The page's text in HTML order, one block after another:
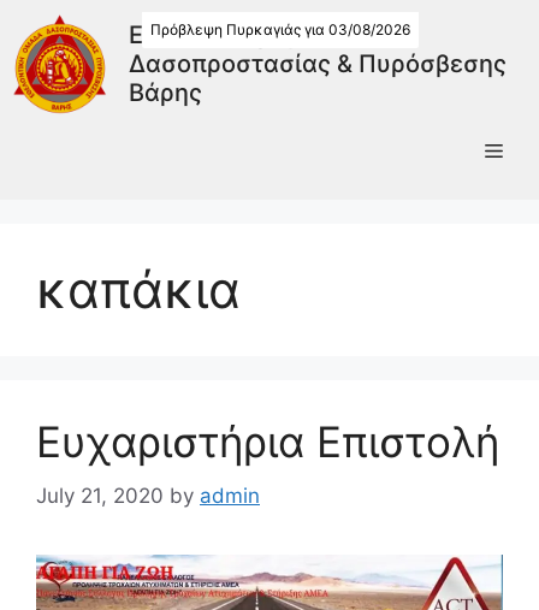
Εθελοντική Ομάδα
Δασοπροστασίας & Πυρόσβεσης
Βάρης
Πρόβλεψη Πυρκαγιάς για 03/08/2026
καπάκια
Ευχαριστήρια Επιστολή
July 21, 2020 by admin